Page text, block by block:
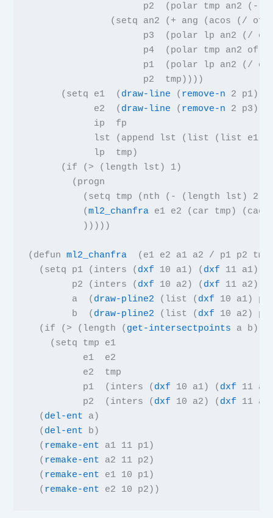
p2
( polar tmp an2 ( -
               (
setq an2 ( + ang ( acos ( / of
p3
( polar lp an2 ( /
of
p4
( polar tmp an2 of
p1
( polar lp an2 ( /
of
p2  tmp ))))
      (
setq e1 ( draw-line ( remove-n 2 p1) (
e2
( draw-line ( remove-n 2 p3 ) (
ip  fp
            lst
( append lst ( list ( list
e1
lp  tmp )
      (
if ( > ( length lst ) 1)
        (
progn
( setq tmp ( nth ( - ( length lst ) 2
          (
ml2_chanfra e1 e2 ( car tmp ) ( cadr
          )))))
( defun ml2_chanfra ( e1 e2 a1 a2 /
p1 p2
  (
setq p1 ( inters ( dxf 10 a1) ( dxf 11 a1) (
p2
( inters ( dxf 10 a2 ) ( dxf 11 a2 ) (
a
( draw-pline2 ( list ( dxf 10 a1)
p1
b
( draw-pline2 ( list ( dxf 10 a2 )
p2
  (
if ( > ( length ( get-intersectpoints a b ))
    (
setq
tmp e1
          e1  e2
          e2  tmp
          p1
( inters ( dxf 10 a1) ( dxf 11 a1
p2
( inters ( dxf 10 a2 ) ( dxf 11 a2
  (
del-ent a)
  (
del-ent b )
  (
remake-ent a1 11 p1)
  (
remake-ent a2 11 p2 )
  (
remake-ent e1 10 p1)
  (
remake-ent e2 10 p2 ))